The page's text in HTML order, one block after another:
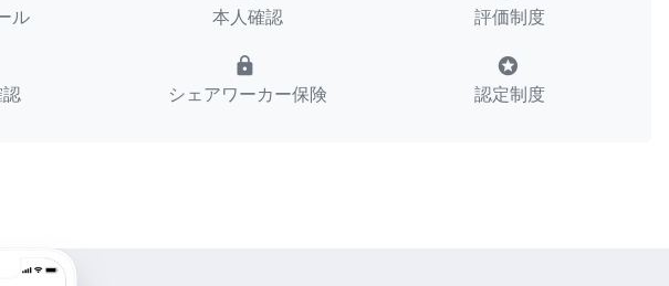
ル 本人確認 評価制度
lock
シェアワーカー保険
stars
認定制度